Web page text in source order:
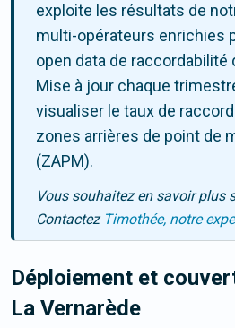
exploite les résultats de
multi-opérateurs enrichies
open data de raccordabilité
Mise à jour chaque
visualiser le taux de
zones arrières de point de
(ZAPM).
Vous souhaitez en savoir plus
Contactez Timothée, notre
Déploiement et
La Vernarède